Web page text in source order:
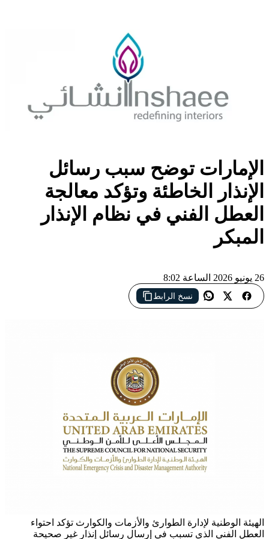
الإمارات توضح سبب رسائل
الإنذار الخاطئة وتؤكد معالجة
العطل الفني في نظام الإنذار
المبكر
26 يونيو 2026 الساعة 8:02
نسخ الرابط
الهيئة الوطنية لإدارة الطوارئ والأزمات والكوارث تؤكد احتواء
العطل الفني الذي تسبب في إرسال رسائل إنذار غير صحيحة